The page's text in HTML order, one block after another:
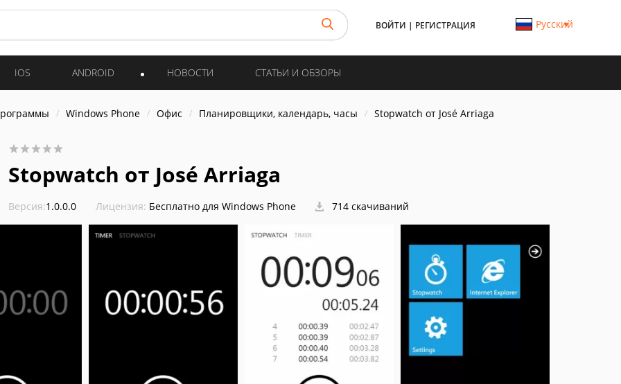
ВОЙТИ | РЕГИСТРАЦИЯ Русский
IOS ANDROID НОВОСТИ СТАТЬИ И ОБЗОРЫ
Windows Phone Офис Планировщики, календарь, часы Stopwatch от José Arriaga
Stopwatch от José Arriaga
Версия:1.0.0.0 Лицензия: Бесплатно для Windows Phone 714 скачиваний